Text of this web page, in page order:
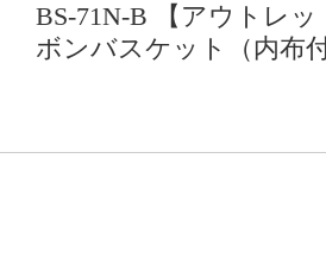
BS-71N-B 【アウトレッ
ボンバスケット（内布付